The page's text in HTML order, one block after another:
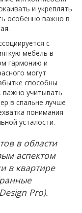
и укреплять
особенно важно в
с
мебель в
гармонию и
могут
способны
важно учитывать
в спальне лучше
понимания
усталости.
в области
аспектом
в квартире
Pro).